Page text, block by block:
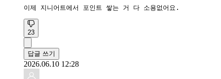
이제 지니어트에서 포인트 쌓는 거 다 소용없어요.
23
답글 쓰기
2026.06.10 12:28